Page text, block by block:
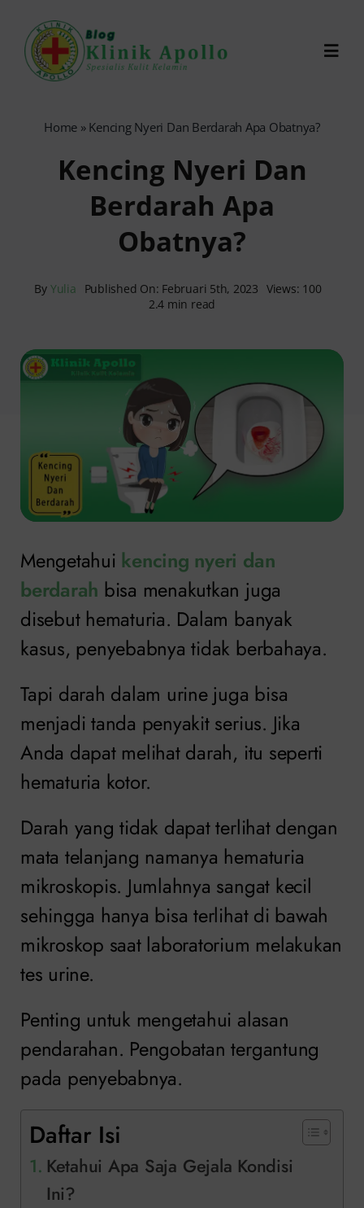
content
0821-1099-9870
for:
Home » Kencing Nyeri Dan Berdarah Apa Obatnya?
Kencing Nyeri Dan
Berdarah Apa
Obatnya?
By Yulia Published On: Februari 5th, 2023 Views: 100
2.4 min read
Mengetahui kencing nyeri dan
berdarah bisa menakutkan juga
disebut hematuria. Dalam banyak
kasus, penyebabnya tidak berbahaya.
Tapi darah dalam urine juga bisa
menjadi tanda penyakit serius. Jika
Anda dapat melihat darah, itu seperti
hematuria kotor.
Darah yang tidak dapat terlihat dengan
mata telanjang namanya hematuria
mikroskopis. Jumlahnya sangat kecil
sehingga hanya bisa terlihat di bawah
mikroskop saat laboratorium melakukan
tes urine.
Penting untuk mengetahui alasan
pendarahan. Pengobatan tergantung
pada penyebabnya.
Daftar Isi
Ketahui Apa Saja Gejala Kondisi
Ini?